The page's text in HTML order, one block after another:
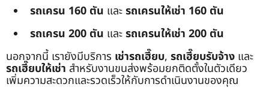
รถเครน 160 ตัน และรถเครนให้เช่า 160 ตัน
รถเครน 200 ตัน และรถเครนให้เช่า 200 ตัน
นอกจากนี้ เรายังมีบริการ เช่ารถเฮี๊ยบ, รถเฮี๊ยบรับจ้าง และ
รถเฮี๊ยบให้เช่า สำหรับงานขนส่งพร้อมยกติดตั้งในตัวเดียว
เพิ่มความสะดวกและรวดเร็วให้กับการดำเนินงานของคุณ